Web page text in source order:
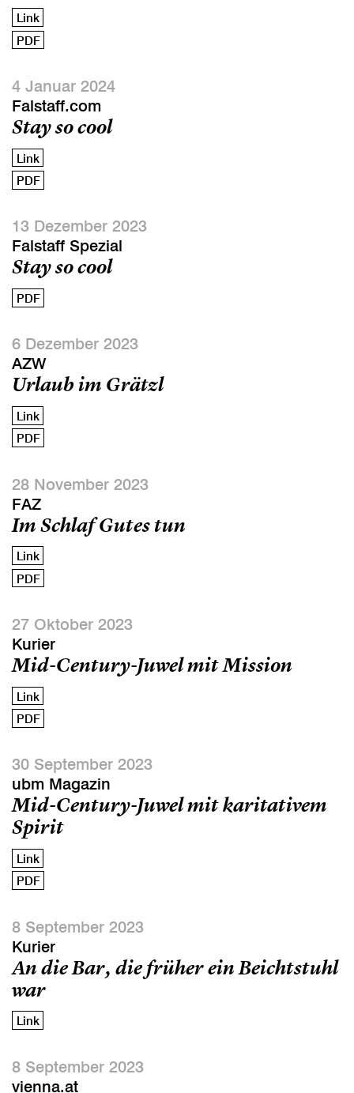
Link
PDF
4 Januar 2024
Falstaff.com
Stay so cool
Link
PDF
13 Dezember 2023
Falstaff Spezial
Stay so cool
PDF
6 Dezember 2023
AZW
Urlaub im Grätzl
Link
PDF
28 November 2023
FAZ
Im Schlaf Gutes tun
Link
PDF
27 Oktober 2023
Kurier
Mid-Century-Juwel mit Mission
Link
PDF
30 September 2023
ubm Magazin
Mid-Century-Juwel mit karitativem
Spirit
Link
PDF
8 September 2023
Kurier
An die Bar, die früher ein Beichtstuhl
war
Link
8 September 2023
vienna.at